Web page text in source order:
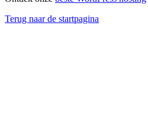
Terug naar de startpagina